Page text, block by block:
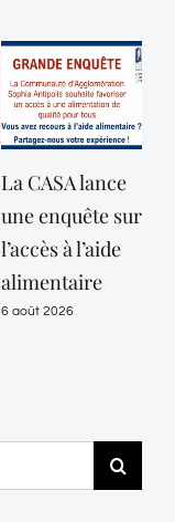
La CASA lance
une enquête sur
l’accès à l’aide
alimentaire
6 août 2026